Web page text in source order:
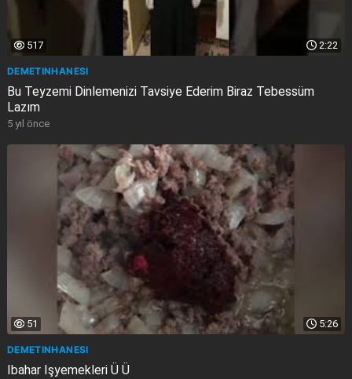
2:22
517
DEMETINHANESI
Bu Teyzemi Dinlemenizi Tavsiye Ederim Biraz Tebessüm
Lazım
5 yıl önce
5:26
51
DEMETINHANESI
Ibahar Işyemekleri Ü Ü